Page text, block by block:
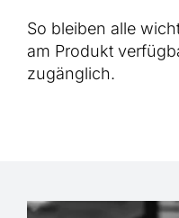
So bleiben alle
am Produkt
zugänglich.